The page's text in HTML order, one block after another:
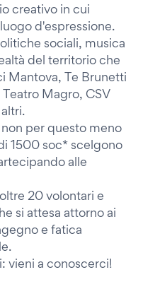
creativo in cui
d'espressione.
sociali, musica
del territorio che
Mantova, Te Brunetti
Magro, CSV
per questo meno
1500 soc* scelgono
alle
20 volontari e
si attesa attorno ai
e fatica
vieni a conoscerci!